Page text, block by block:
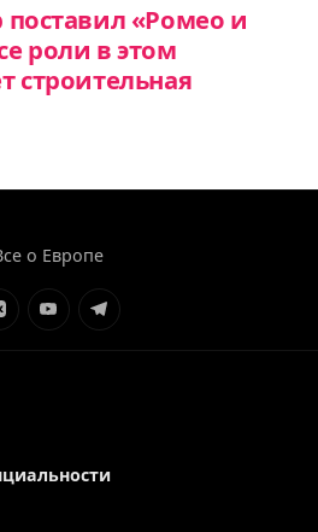
поставил «Ромео и
роли в этом
строительная
о Европе
ЭлементЭлемент